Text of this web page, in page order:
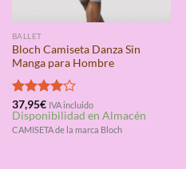
BALLET
Bloch Camiseta Danza Sin
Manga para Hombre
Valorado
con4.00
de 5
37,95€ IVA incluido
Disponibilidad en Almacén
CAMISETA de la marca Bloch